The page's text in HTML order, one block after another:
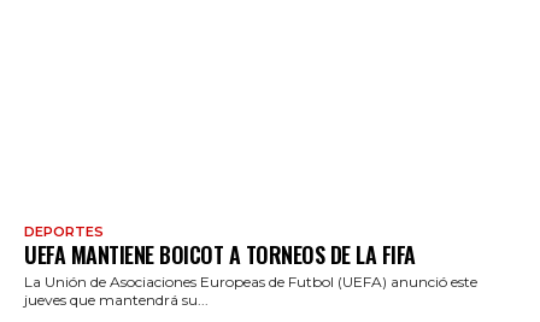
DEPORTES
UEFA MANTIENE BOICOT A TORNEOS DE LA FIFA
La Unión de Asociaciones Europeas de Futbol (UEFA) anunció este
jueves que mantendrá su...